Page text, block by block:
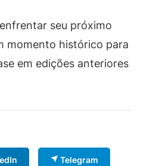
seu próximo
momento histórico para
em edições anteriores
Telegram